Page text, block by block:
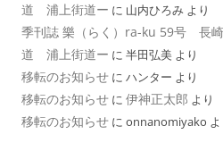
道 浦上街道ー に 山内ひろみ より
季刊誌 樂（らく）ra-ku 59号 長
道 浦上街道ー に 半田弘美 より
移転のお知らせ に ハンター より
移転のお知らせ に 伊神正太郎 より
移転のお知らせ に onnanomiyako よ